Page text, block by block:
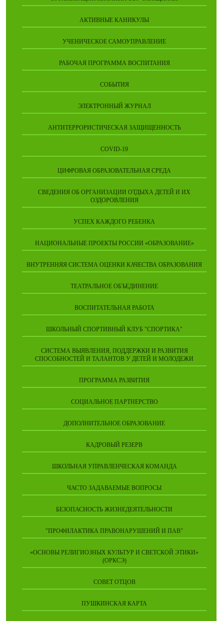
АКТИВНЫЕ КАНИКУЛЫ
УЧЕНИЧЕСКОЕ САМОУПРАВЛЕНИЕ
РАБОЧАЯ ПРОГРАММА ВОСПИТАНИЯ
СОБЫТИЯ
ЭЛЕКТРОННЫЙ ЖУРНАЛ
АНТИТЕРРОРИСТИЧЕСКАЯ ЗАЩИЩЕННОСТЬ
COVID-19
ЦИФРОВАЯ ОБРАЗОВАТЕЛЬНАЯ СРЕДА
СВЕДЕНИЯ ОБ ОРГАНИЗАЦИИ ОТДЫХА ДЕТЕЙ И ИХ
ОЗДОРОВЛЕНИЯ
УСПЕХ КАЖДОГО РЕБЕНКА
НАЦИОНАЛЬНЫЕ ПРОЕКТЫ РОССИИ «ОБРАЗОВАНИЕ»
ВНУТРЕННЯЯ СИСТЕМА ОЦЕНКИ КАЧЕСТВА ОБРАЗОВАНИЯ
ТЕАТРАЛЬНОЕ ОБЪЕДИНЕНИЕ
ВОСПИТАТЕЛЬНАЯ РАБОТА
ШКОЛЬНЫЙ СПОРТИВНЫЙ КЛУБ "СПОРТИКА"
СИСТЕМА ВЫЯВЛЕНИЯ, ПОДДЕРЖКИ И РАЗВИТИЯ
СПОСОБНОСТЕЙ И ТАЛАНТОВ У ДЕТЕЙ И МОЛОДЕЖИ
ПРОГРАММА РАЗВИТИЯ
СОЦИАЛЬНОЕ ПАРТНЕРСТВО
ДОПОЛНИТЕЛЬНОЕ ОБРАЗОВАНИЕ
КАДРОВЫЙ РЕЗЕРВ
ШКОЛЬНАЯ УПРАВЛЕНЧЕСКАЯ КОМАНДА
ЧАСТО ЗАДАВАЕМЫЕ ВОПРОСЫ
БЕЗОПАСНОСТЬ ЖИЗНЕДЕЯТЕЛЬНОСТИ
"ПРОФИЛАКТИКА ПРАВОНАРУШЕНИЙ И ПАВ"
«ОСНОВЫ РЕЛИГИОЗНЫХ КУЛЬТУР И СВЕТСКОЙ ЭТИКИ»
(ОРКСЭ)
СОВЕТ ОТЦОВ
ПУШКИНСКАЯ КАРТА